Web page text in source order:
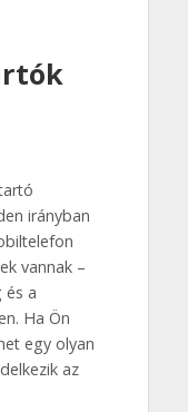
irányban
vannak –
és a
Ha Ön
egy olyan
az